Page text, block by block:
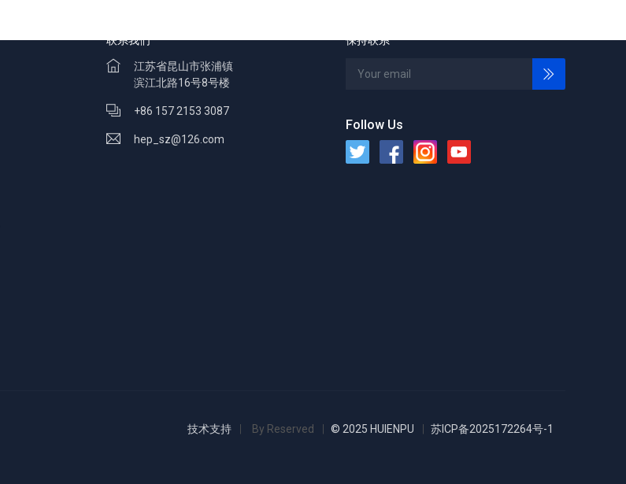
联系我们
江苏省昆山市张浦镇
滨江北路16号8号楼
+86 157 2153 3087
hep_sz@126.com
保持联系
Follow Us
技术支持 By Reserved © 2025 HUIENPU 苏ICP备2025172264号-1